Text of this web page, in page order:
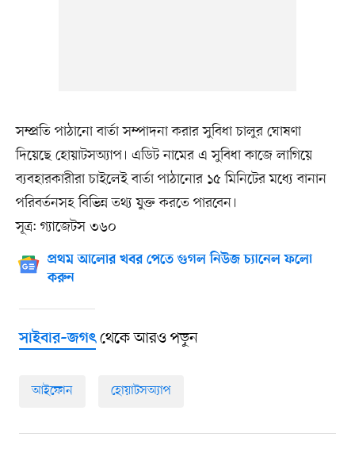
সম্প্রতি পাঠানো বার্তা সম্পাদনা করার সুবিধা চালুর ঘোষণা
দিয়েছে হোয়াটসঅ্যাপ। এডিট নামের এ সুবিধা কাজে লাগিয়ে
ব্যবহারকারীরা চাইলেই বার্তা পাঠানোর ১৫ মিনিটের মধ্যে বানান
পরিবর্তনসহ বিভিন্ন তথ্য যুক্ত করতে পারবেন।
সূত্র: গ্যাজেটস ৩৬০
প্রথম আলোর খবর পেতে গুগল নিউজ চ্যানেল ফলো
করুন
সাইবার–জগৎথেকে আরও পড়ুন
আইফোন হোয়াটসঅ্যাপ